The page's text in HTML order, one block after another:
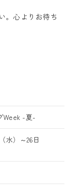
。心よりお待ち
Week -夏-
水）～26日